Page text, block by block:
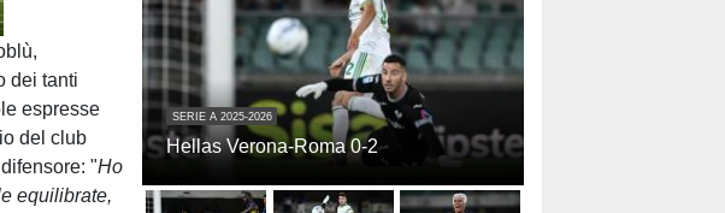
dei tanti
espresse
del club
"Ho
equilibrate,
SERIE A 2025-2026
Hellas Verona-Roma 0-2